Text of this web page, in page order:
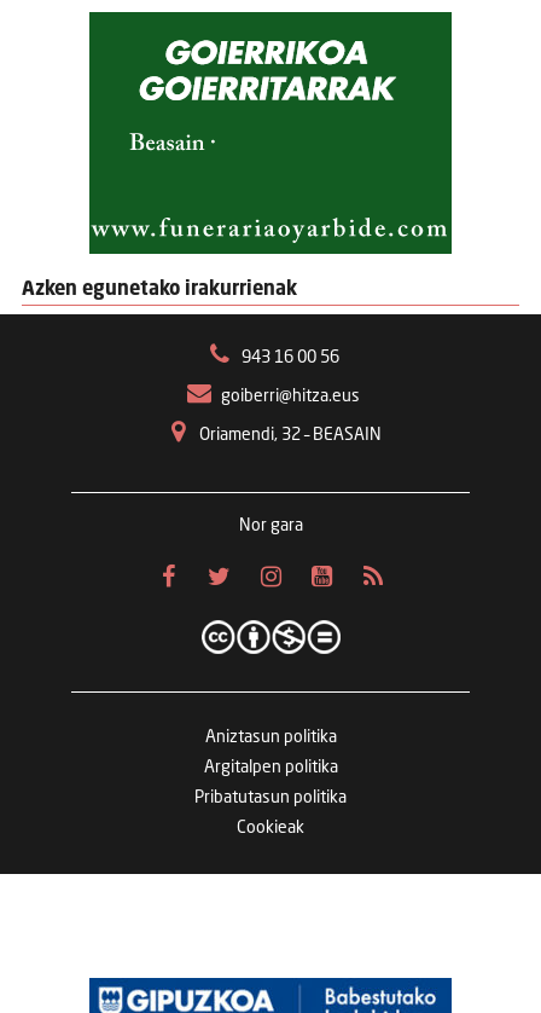
Azken egunetako irakurrienak
943 16 00 56
goiberri@hitza.eus
Oriamendi, 32 – BEASAIN
Nor gara
Aniztasun politika
Argitalpen politika
Pribatutasun politika
Cookieak